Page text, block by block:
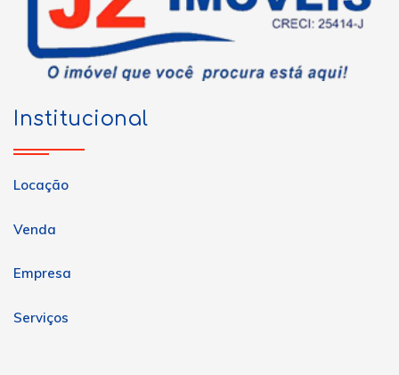
Institucional
Locação
Venda
Empresa
Serviços